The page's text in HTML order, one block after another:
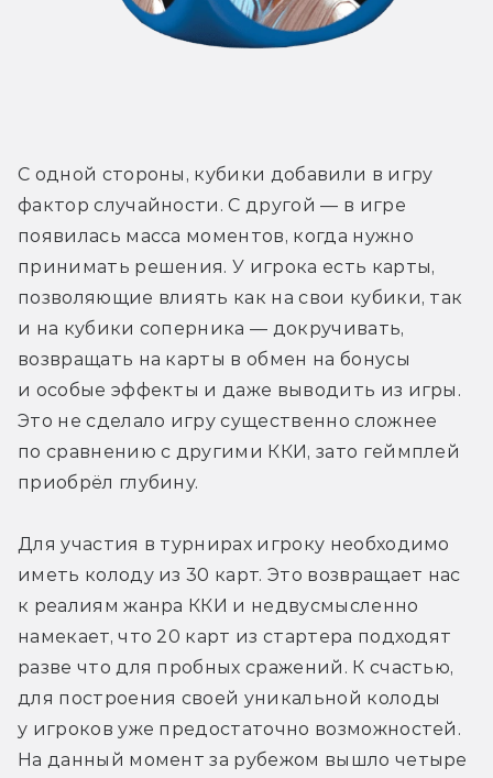
С одной стороны, кубики добавили в игру
фактор случайности. С другой — в игре
появилась масса моментов, когда нужно
принимать решения. У игрока есть карты,
позволяющие влиять как на свои кубики, так
и на кубики соперника — докручивать,
возвращать на карты в обмен на бонусы
и особые эффекты и даже выводить из игры.
Это не сделало игру существенно сложнее
по сравнению с другими ККИ, зато геймплей
приобрёл глубину.
Для участия в турнирах игроку необходимо
иметь колоду из 30 карт. Это возвращает нас
к реалиям жанра ККИ и недвусмысленно
намекает, что 20 карт из стартера подходят
разве что для пробных сражений. К счастью,
для построения своей уникальной колоды
у игроков уже предостаточно возможностей.
На данный момент за рубежом вышло четыре